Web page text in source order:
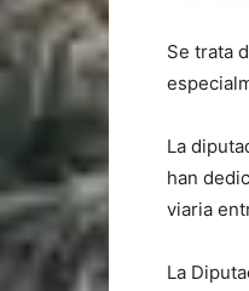
Se trata
La
han
viaria
La